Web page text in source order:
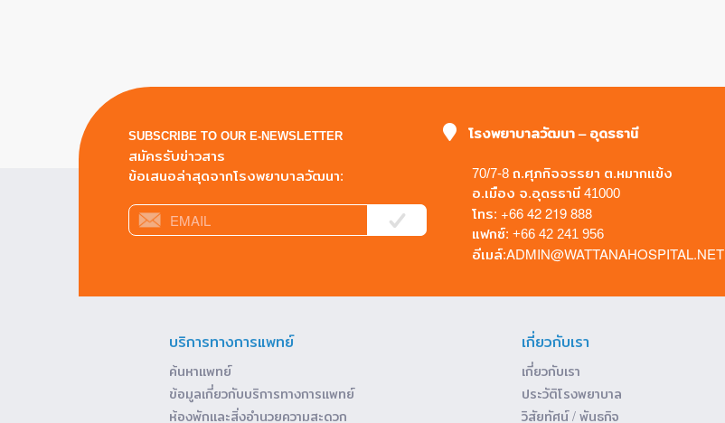
SUBSCRIBE TO OUR E-NEWSLETTER
สมัครรับข่าวสาร
ข้อเสนอล่าสุดจากโรงพยาบาลวัฒนา:
โรงพยาบาลวัฒนา – อุดรธานี
70/7-8 ถ.ศุภกิจจรรยา ต.หมากแข้ง
อ.เมือง จ.อุดรธานี 41000
โทร: +66 42 219 888
แฟกซ์: +66 42 241 956
อีเมล์:ADMIN@WATTANAHOSPITAL.NET
บริการทางการแพทย์
ค้นหาแพทย์
ข้อมูลเกี่ยวกับบริการทางการแพทย์
ห้องพักและสิ่งอำนวยความสะดวก
เกี่ยวกับเรา
เกี่ยวกับเรา
ประวัติโรงพยาบาล
วิสัยทัศน์ / พันธกิจ